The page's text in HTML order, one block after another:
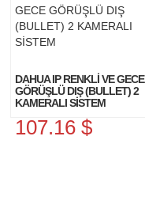
DAHUA IP RENKLİ VE GECE
GÖRÜŞLÜ DIŞ (BULLET) 2
KAMERALI SİSTEM
107.16 $